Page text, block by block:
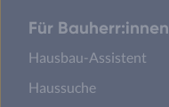
Für Bauherr:innen
Hausbau-Assistent
Haussuche